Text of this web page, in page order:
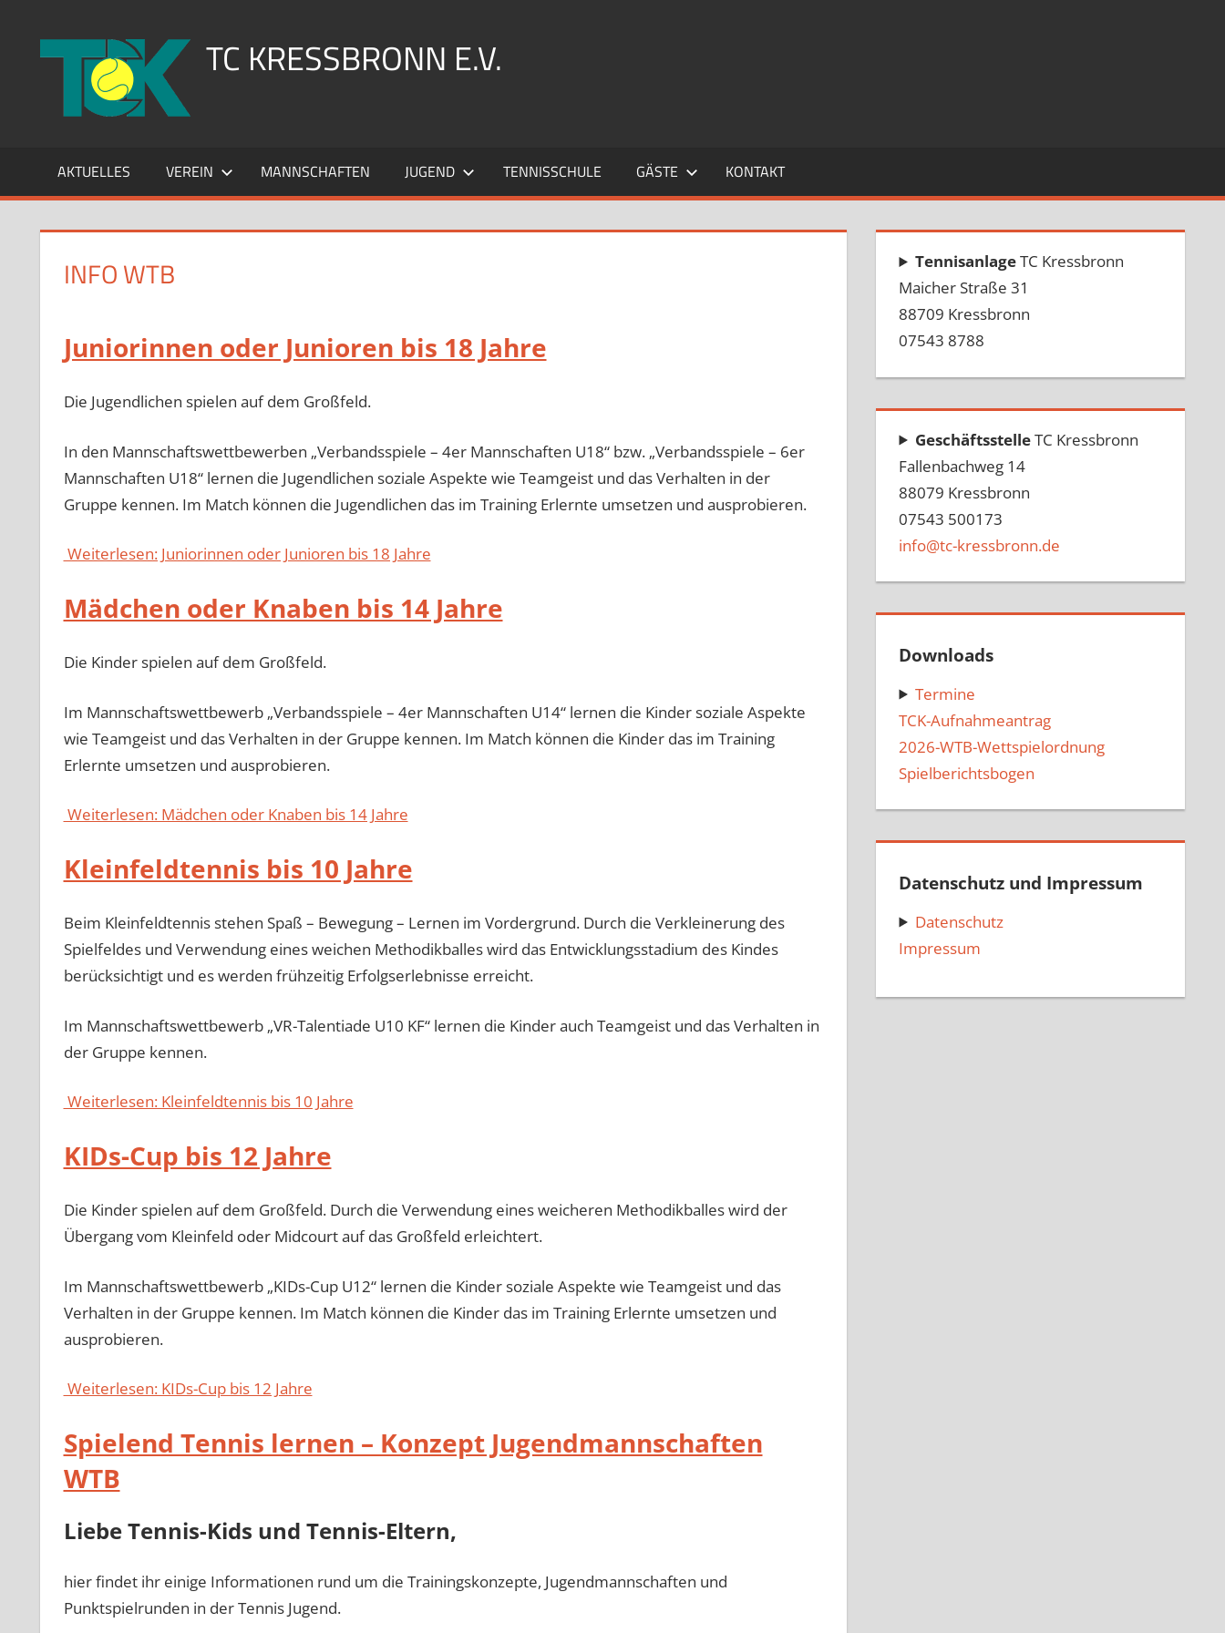
TC KRESSBRONN E.V.
AKTUELLES VEREIN MANNSCHAFTEN JUGEND TENNISSCHULE GÄSTE KONTAKT
INFO WTB
Juniorinnen oder Junioren bis 18 Jahre
Die Jugendlichen spielen auf dem Großfeld.
In den Mannschaftswettbewerben „Verbandsspiele – 4er Mannschaften U18“ bzw. „Verbandsspiele – 6er
Mannschaften U18“ lernen die Jugendlichen soziale Aspekte wie Teamgeist und das Verhalten in der
Gruppe kennen. Im Match können die Jugendlichen das im Training Erlernte umsetzen und ausprobieren.
Weiterlesen: Juniorinnen oder Junioren bis 18 Jahre
Mädchen oder Knaben bis 14 Jahre
Die Kinder spielen auf dem Großfeld.
Im Mannschaftswettbewerb „Verbandsspiele – 4er Mannschaften U14“ lernen die Kinder soziale Aspekte
wie Teamgeist und das Verhalten in der Gruppe kennen. Im Match können die Kinder das im Training
Erlernte umsetzen und ausprobieren.
Weiterlesen: Mädchen oder Knaben bis 14 Jahre
Kleinfeldtennis bis 10 Jahre
Beim Kleinfeldtennis stehen Spaß – Bewegung – Lernen im Vordergrund. Durch die Verkleinerung des
Spielfeldes und Verwendung eines weichen Methodikballes wird das Entwicklungsstadium des Kindes
berücksichtigt und es werden frühzeitig Erfolgserlebnisse erreicht.
Im Mannschaftswettbewerb „VR-Talentiade U10 KF“ lernen die Kinder auch Teamgeist und das Verhalten in
der Gruppe kennen.
Weiterlesen: Kleinfeldtennis bis 10 Jahre
KIDs-Cup bis 12 Jahre
Die Kinder spielen auf dem Großfeld. Durch die Verwendung eines weicheren Methodikballes wird der
Übergang vom Kleinfeld oder Midcourt auf das Großfeld erleichtert.
Im Mannschaftswettbewerb „KIDs-Cup U12“ lernen die Kinder soziale Aspekte wie Teamgeist und das
Verhalten in der Gruppe kennen. Im Match können die Kinder das im Training Erlernte umsetzen und
ausprobieren.
Weiterlesen: KIDs-Cup bis 12 Jahre
Spielend Tennis lernen – Konzept Jugendmannschaften
WTB
Liebe Tennis-Kids und Tennis-Eltern,
hier findet ihr einige Informationen rund um die Trainingskonzepte, Jugendmannschaften und
Punktspielrunden in der Tennis Jugend.
TennisanlageTC Kressbronn
Maicher Straße 31
88709 Kressbronn
07543 8788
GeschäftsstelleTC Kressbronn
Fallenbachweg 14
88079 Kressbronn
07543 500173
info@tc-kressbronn.de
Downloads
Termine
TCK-Aufnahmeantrag
2026-WTB-Wettspielordnung
Spielberichtsbogen
Datenschutz und Impressum
Datenschutz
Impressum